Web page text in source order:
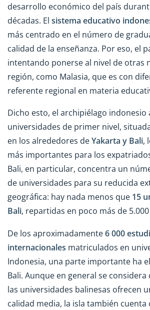
desarrollo económico del país
décadas. El sistema educativo
más centrado en el número de
calidad de la enseñanza. Por eso, el
intentando ponerse al nivel de otras
región, como Malasia, que es con
referente regional en materia
Dicho esto, el archipiélago indonesio
universidades de primer nivel,
en los alrededores deYakarta y Bali,
más importantes para los
Bali, en particular, concentra un
de universidades para su reducida
geográfica: hay nada menos que 15
Bali, repartidas en poco más de 5.000
De los aproximadamente6 000
internacionales matriculados en
Indonesia, una parte importante ha
Bali. Aunque en general se
las universidades balinesas ofrecen
calidad media, la isla también cuenta